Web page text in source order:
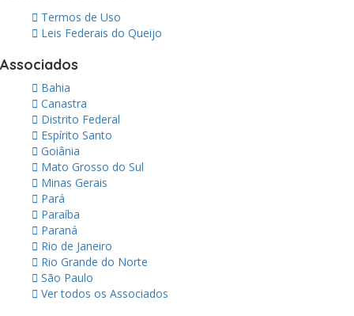
Termos de Uso
Leis Federais do Queijo
Associados
Bahia
Canastra
Distrito Federal
Espírito Santo
Goiânia
Mato Grosso do Sul
Minas Gerais
Pará
Paraíba
Paraná
Rio de Janeiro
Rio Grande do Norte
São Paulo
Ver todos os Associados